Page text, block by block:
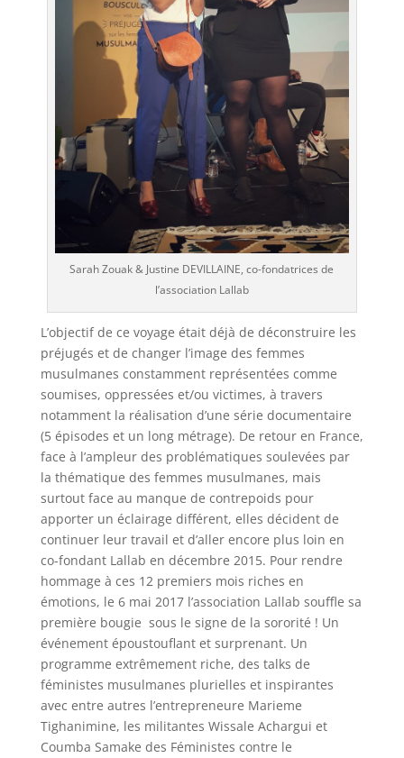
Sarah Zouak & Justine DEVILLAINE, co-fondatrices de
l’association Lallab
L’objectif de ce voyage était déjà de déconstruire les
préjugés et de changer l’image des femmes
musulmanes constamment représentées comme
soumises, oppressées et/ou victimes, à travers
notamment la réalisation d’une série documentaire
(5 épisodes et un long métrage). De retour en France,
face à l’ampleur des problématiques soulevées par
la thématique des femmes musulmanes, mais
surtout face au manque de contrepoids pour
apporter un éclairage différent, elles décident de
continuer leur travail et d’aller encore plus loin en
co-fondant Lallab en décembre 2015. Pour rendre
hommage à ces 12 premiers mois riches en
émotions, le 6 mai 2017 l’association Lallab souffle sa
première bougie sous le signe de la sororité ! Un
événement époustouflant et surprenant. Un
programme extrêmement riche, des talks de
féministes musulmanes plurielles et inspirantes
avec entre autres l’entrepreneure Marieme
Tighanimine, les militantes Wissale Achargui et
Coumba Samake des Féministes contre le